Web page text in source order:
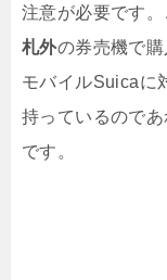
注意が必要です
札外の券売機で購
モバイルSuicaに
持っているのであ
です。